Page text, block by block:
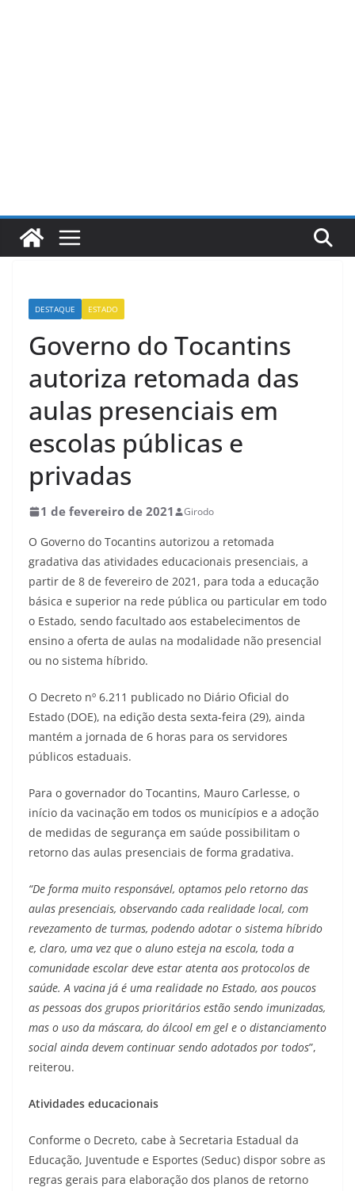
DESTAQUE ESTADO
Governo do Tocantins
autoriza retomada das
aulas presenciais em
escolas públicas e
privadas
1 de fevereiro de 2021 Girodo
O Governo do Tocantins autorizou a retomada
gradativa das atividades educacionais presenciais, a
partir de 8 de fevereiro de 2021, para toda a educação
básica e superior na rede pública ou particular em todo
o Estado, sendo facultado aos estabelecimentos de
ensino a oferta de aulas na modalidade não presencial
ou no sistema híbrido.
O Decreto nº 6.211 publicado no Diário Oficial do
Estado (DOE), na edição desta sexta-feira (29), ainda
mantém a jornada de 6 horas para os servidores
públicos estaduais.
Para o governador do Tocantins, Mauro Carlesse, o
início da vacinação em todos os municípios e a adoção
de medidas de segurança em saúde possibilitam o
retorno das aulas presenciais de forma gradativa.
“De forma muito responsável, optamos pelo retorno das
aulas presenciais, observando cada realidade local, com
revezamento de turmas, podendo adotar o sistema híbrido
e, claro, uma vez que o aluno esteja na escola, toda a
comunidade escolar deve estar atenta aos protocolos de
saúde. A vacina já é uma realidade no Estado, aos poucos
as pessoas dos grupos prioritários estão sendo imunizadas,
mas o uso da máscara, do álcool em gel e o distanciamento
social ainda devem continuar sendo adotados por todos”,
reiterou.
Atividades educacionais
Conforme o Decreto, cabe à Secretaria Estadual da
Educação, Juventude e Esportes (Seduc) dispor sobre as
regras gerais para elaboração dos planos de retorno